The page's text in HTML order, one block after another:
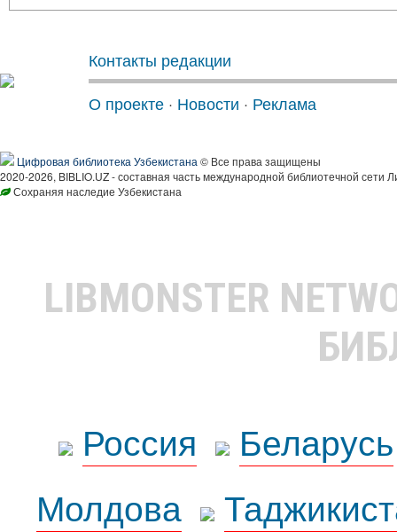
Контакты редакции
О проекте · Новости · Реклама
Цифровая библиотека Узбекистана © Все права защищены
2020-2026, BIBLIO.UZ - составная часть международной библиотечной сети
Сохраняя наследие Узбекистана
LIBMONSTER
Россия
Беларусь
Молдова